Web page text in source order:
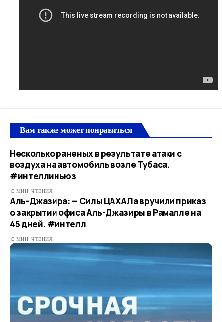
Вам также может понравиться
Несколько раненых в результате атаки с
воздуха на автомобиль возле Тубаса.
#интеллиньюз
0 МИН. ЧТЕНИЯ
Аль-Джазира: — Силы ЦАХАЛа вручили приказ
о закрытии офиса Аль-Джазиры в Рамалле на
45 дней. #интелл
0 МИН. ЧТЕНИЯ